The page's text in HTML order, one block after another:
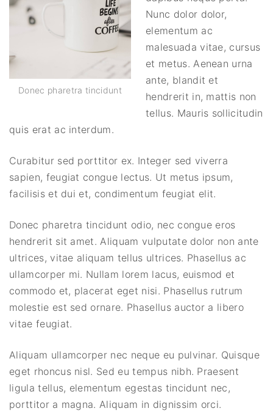
Donec pharetra tincidunt
Nunc dolor dolor,
elementum ac
malesuada vitae, cursus
et metus. Aenean urna
ante, blandit et
hendrerit in, mattis non
tellus. Mauris sollicitudin
quis erat ac interdum.
Curabitur sed porttitor ex. Integer sed viverra
sapien, feugiat congue lectus. Ut metus ipsum,
facilisis et dui et, condimentum feugiat elit.
Donec pharetra tincidunt odio, nec congue eros
hendrerit sit amet. Aliquam vulputate dolor non ante
ultrices, vitae aliquam tellus ultrices. Phasellus ac
ullamcorper mi. Nullam lorem lacus, euismod et
commodo et, placerat eget nisi. Phasellus rutrum
molestie est sed ornare. Phasellus auctor a libero
vitae feugiat.
Aliquam ullamcorper nec neque eu pulvinar. Quisque
eget rhoncus nisl. Sed eu tempus nibh. Praesent
ligula tellus, elementum egestas tincidunt nec,
porttitor a magna. Aliquam in dignissim orci.